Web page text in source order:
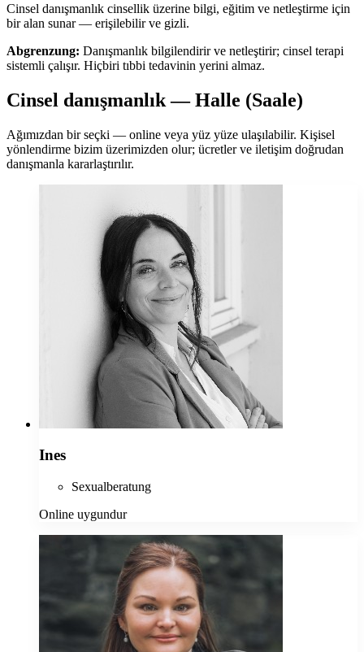
Cinsel danışmanlık cinsellik üzerine bilgi, eğitim ve netleştirme için
bir alan sunar — erişilebilir ve gizli.
Abgrenzung: Danışmanlık bilgilendirir ve netleştirir; cinsel terapi
sistemli çalışır. Hiçbiri tıbbi tedavinin yerini almaz.
Cinsel danışmanlık — Halle (Saale)
Ağımızdan bir seçki — online veya yüz yüze ulaşılabilir. Kişisel
yönlendirme bizim üzerimizden olur; ücretler ve iletişim doğrudan
danışmanla kararlaştırılır.
Ines
Sexualberatung
Online uygundur